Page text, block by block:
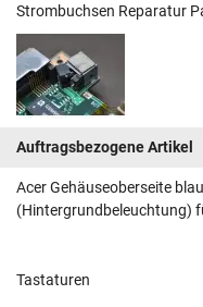
Strombuchsen Reparatur
Auftragsbezogene Artikel
Acer Gehäuseoberseite
(Hintergrundbeleuchtung)
Tastaturen